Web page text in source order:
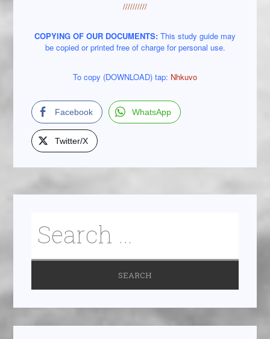
//////////
COPYING OF OUR DOCUMENTS: This study guide may
be copied or printed free of charge for personal use.
To copy (DOWNLOAD) tap: Nhkuvo
Facebook WhatsApp
Twitter/X